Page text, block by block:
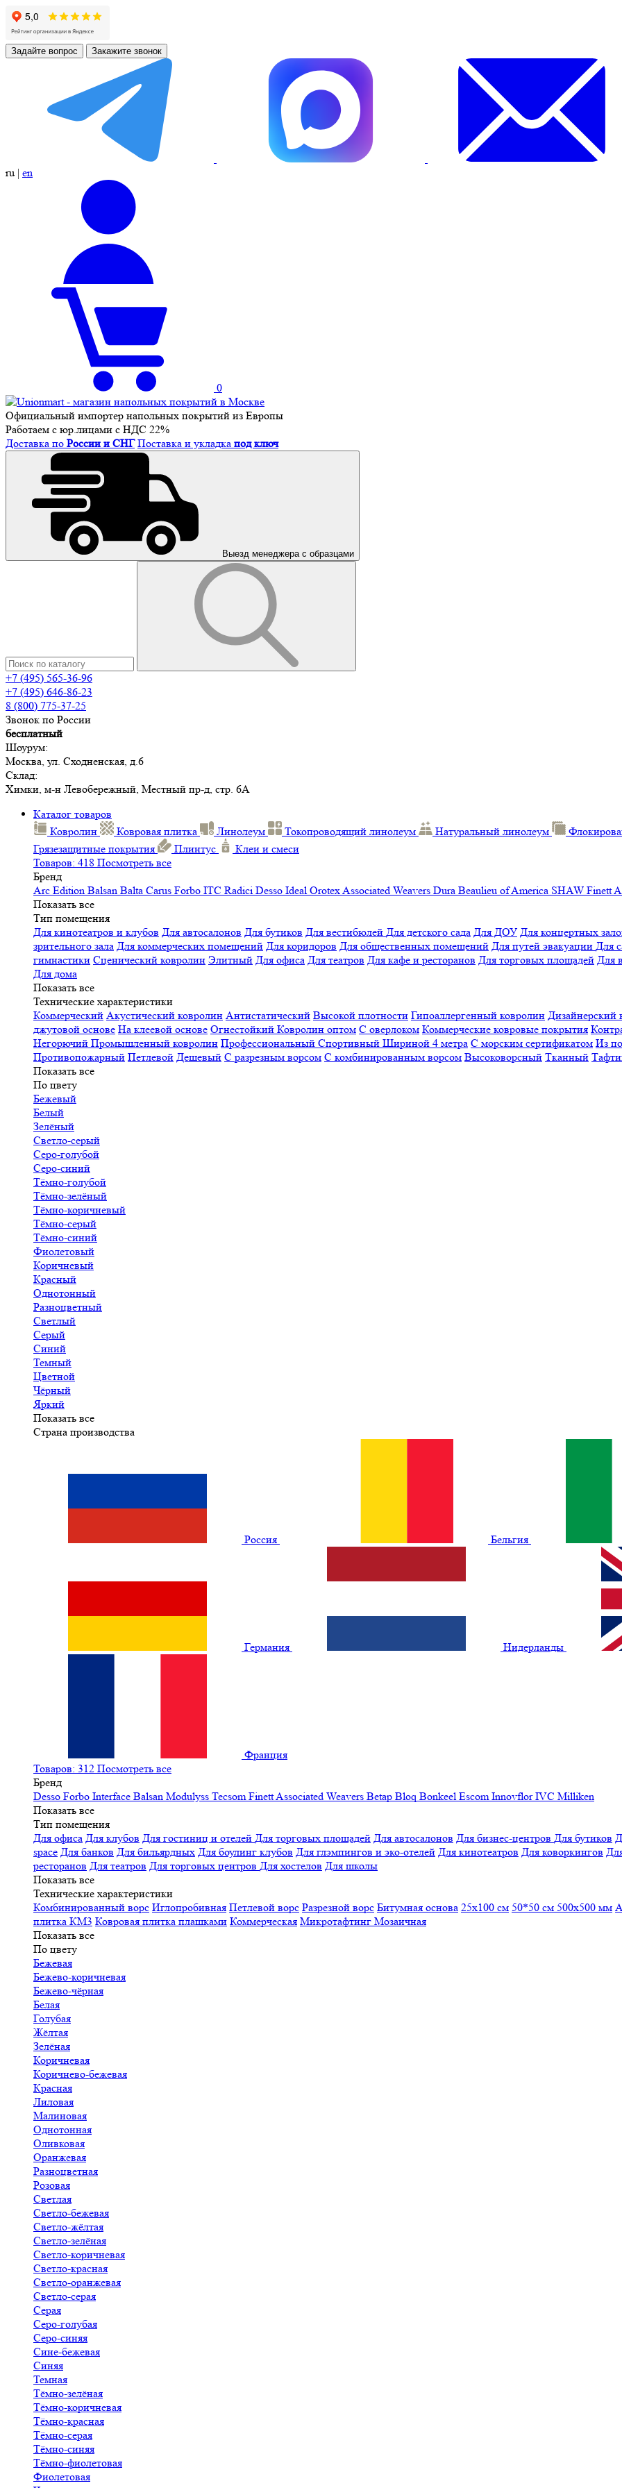
Задайте вопрос Закажите звонок
ru | en
0
Официальный импортер напольных покрытий из Европы
Работаем с юр.лицами с НДС 22%
Доставка по России и СНГ Поставка и укладка под ключ
Выезд менеджера с образцами
+7 (495) 565-36-96
+7 (495) 646-86-23
8 (800) 775-37-25
Звонок по России
бесплатный
Шоурум:
Москва, ул. Сходненская, д.6
Склад:
Химки, м-н Левобережный, Местный пр-д, стр. 6А
Каталог товаров
Ковролин
Ковровая плитка Линолеум Токопроводящий линолеум Натуральный линолеум
Грязезащитные покрытия
Плинтус
Клеи и смеси
Товаров: 418 Посмотреть все
Бренд
Arc Edition Balsan Balta Carus Forbo ITC Radici Desso Ideal OrotexAssociated Weavers Dura Beaulieu of America SHAW Finett
Показать все
Тип помещения
Для кинотеатров и клубов Для автосалонов Для бутиков Для вестибюлей Для детского сада Для ДОУ Для концертных
зрительного зала Для коммерческих помещений Для коридоров Для общественных помещений Для путей эвакуации Для
гимнастики Сценический ковролин Элитный Для офиса Для театров Для кафе и ресторанов Для торговых площадей Для
Для дома
Показать все
Технические характеристики
Коммерческий Акустический ковролин Антистатический Высокой плотности Гипоаллергенный ковролин Дизайнерский
джутовой основе На клеевой основе Огнестойкий Ковролин оптом С оверлоком Коммерческие ковровые покрытия
Негорючий Промышленный ковролин Профессиональный Спортивный Шириной 4 метра С морским сертификатом Из
Противопожарный Петлевой Дешевый С разрезным ворсом С комбинированным ворсом Высоковорсный Тканный
Показать все
По цвету
Бежевый
Белый
Зелёный
Светло-серый
Серо-голубой
Серо-синий
Тёмно-голубой
Тёмно-зелёный
Тёмно-коричневый
Тёмно-серый
Тёмно-синий
Фиолетовый
Коричневый
Красный
Однотонный
Разноцветный
Светлый
Серый
Синий
Темный
Цветной
Чёрный
Яркий
Показать все
Страна производства
Россия Бельгия
Германия Нидерланды
Франция
Товаров: 312 Посмотреть все
Бренд
Desso Forbo Interface Balsan Modulyss Tecsom FinettAssociated Weavers Betap Bloq Bonkeel Escom Innovflor IVC Milliken
Показать все
Тип помещения
Для офиса Для клубов Для гостиниц и отелей Для торговых площадей Для автосалонов Для бизнес-центров Для бутиков
space Для банков Для бильярдных Для боулинг клубов Для глэмпингов и эко-отелей Для кинотеатров Для коворкингов
ресторанов Для театров Для торговых центров Для хостелов Для школы
Показать все
Технические характеристики
Комбинированный ворс Иглопробивная Петлевой ворс Разрезной ворс Битумная основа 25x100 см 50*50 см 500х500 мм
плитка КМ3 Ковровая плитка плашками Коммерческая Микротафтинг Мозаичная
Показать все
По цвету
Бежевая
Бежево-коричневая
Бежево-чёрная
Белая
Голубая
Жёлтая
Зелёная
Коричневая
Коричнево-бежевая
Красная
Лиловая
Малиновая
Однотонная
Оливковая
Оранжевая
Разноцветная
Розовая
Светлая
Светло-бежевая
Светло-жёлтая
Светло-зелёная
Светло-коричневая
Светло-красная
Светло-оранжевая
Светло-серая
Серая
Серо-голубая
Серо-синяя
Сине-бежевая
Синяя
Темная
Тёмно-зелёная
Тёмно-коричневая
Тёмно-красная
Тёмно-серая
Тёмно-синяя
Тёмно-фиолетовая
Фиолетовая